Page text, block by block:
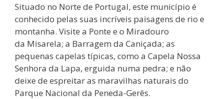
Situado no Norte de Portugal, este município é
conhecido pelas suas incríveis paisagens de rio e
montanha. Visite a Ponte e o Miradouro
da Misarela; a Barragem da Caniçada; as
pequenas capelas típicas, como a Capela Nossa
Senhora da Lapa, erguida numa pedra; e não
deixe de espreitar as maravilhas naturais do
Parque Nacional da Peneda-Gerês.